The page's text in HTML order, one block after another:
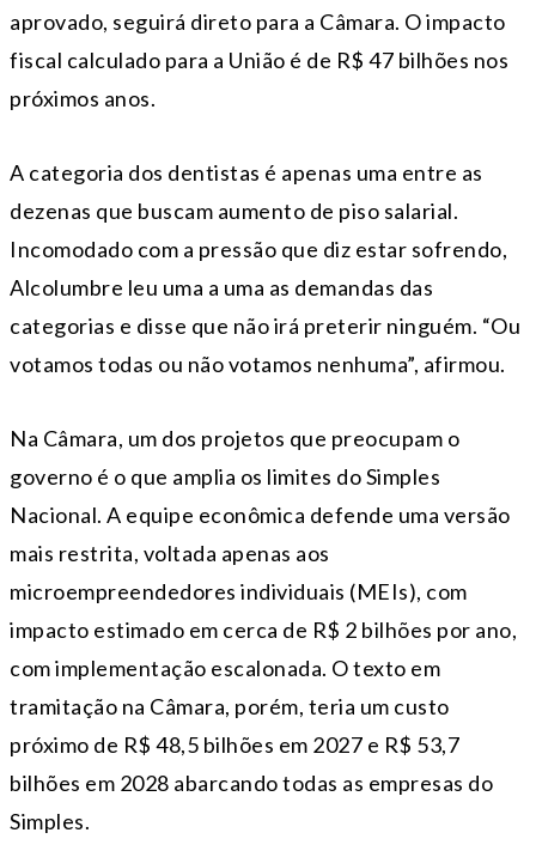
aprovado, seguirá direto para a Câmara. O impacto
fiscal calculado para a União é de R$ 47 bilhões nos
próximos anos.
A categoria dos dentistas é apenas uma entre as
dezenas que buscam aumento de piso salarial.
Incomodado com a pressão que diz estar sofrendo,
Alcolumbre leu uma a uma as demandas das
categorias e disse que não irá preterir ninguém. “Ou
votamos todas ou não votamos nenhuma”, afirmou.
Na Câmara, um dos projetos que preocupam o
governo é o que amplia os limites do Simples
Nacional. A equipe econômica defende uma versão
mais restrita, voltada apenas aos
microempreendedores individuais (MEIs), com
impacto estimado em cerca de R$ 2 bilhões por ano,
com implementação escalonada. O texto em
tramitação na Câmara, porém, teria um custo
próximo de R$ 48,5 bilhões em 2027 e R$ 53,7
bilhões em 2028 abarcando todas as empresas do
Simples.